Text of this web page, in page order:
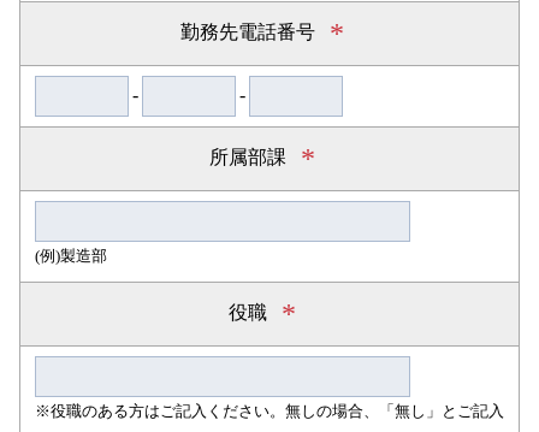
勤務先電話番号 *
- -
所属部課 *
(例)製造部
役職 *
※役職のある方はご記入ください。無しの場合、「無し」とご記入